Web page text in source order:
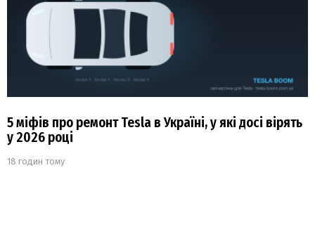
5 міфів про ремонт Tesla в Україні, у які досі вірять
у 2026 році
18 годин тому